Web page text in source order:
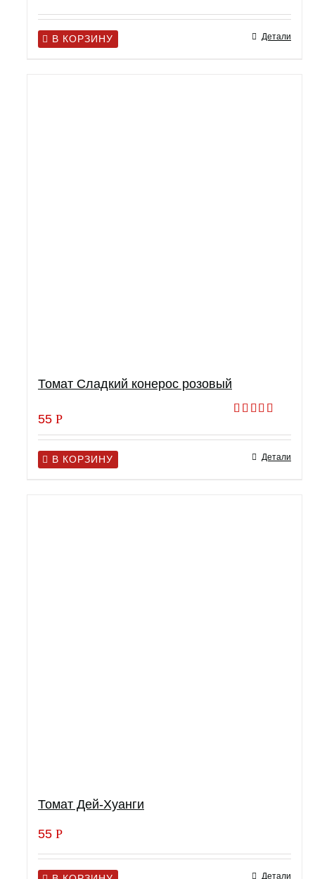
В КОРЗИНУ Детали
Томат Сладкий конерос розовый
5.00из 5
55 Р
В КОРЗИНУ Детали
Томат Дей-Хуанги
55 Р
Детали